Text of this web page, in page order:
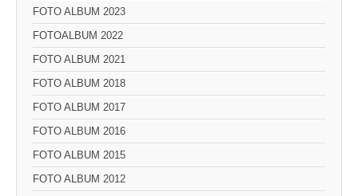
FOTO ALBUM 2023
FOTOALBUM 2022
FOTO ALBUM 2021
FOTO ALBUM 2018
FOTO ALBUM 2017
FOTO ALBUM 2016
FOTO ALBUM 2015
FOTO ALBUM 2012